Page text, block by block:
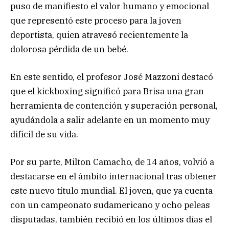
puso de manifiesto el valor humano y emocional
que representó este proceso para la joven
deportista, quien atravesó recientemente la
dolorosa pérdida de un bebé.
En este sentido, el profesor José Mazzoni destacó
que el kickboxing significó para Brisa una gran
herramienta de contención y superación personal,
ayudándola a salir adelante en un momento muy
difícil de su vida.
Por su parte, Milton Camacho, de 14 años, volvió a
destacarse en el ámbito internacional tras obtener
este nuevo título mundial. El joven, que ya cuenta
con un campeonato sudamericano y ocho peleas
disputadas, también recibió en los últimos días el